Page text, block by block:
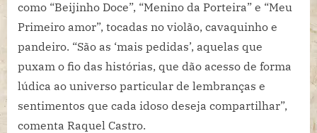
como “Beijinho Doce”, “Menino da Porteira” e “Meu
Primeiro amor”, tocadas no violão, cavaquinho e
pandeiro. “São as ‘mais pedidas’, aquelas que
puxam o fio das histórias, que dão acesso de forma
lúdica ao universo particular de lembranças e
sentimentos que cada idoso deseja compartilhar”,
comenta Raquel Castro.